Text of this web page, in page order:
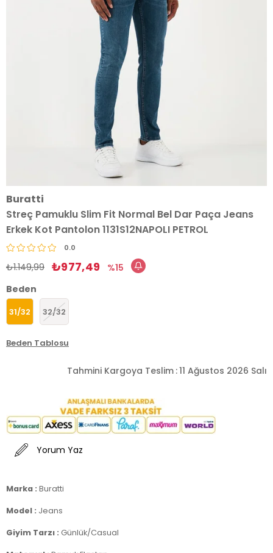
Buratti
Streç Pamuklu Slim Fit Normal Bel Dar Paça Jeans
Erkek Kot Pantolon 1131S12NAPOLI PETROL
0.0
₺1.149,99 ₺977,49
15
Beden
31/32 32/32
Beden Tablosu
Tahmini Kargoya Teslim :11 Ağustos 2026 Salı
Yorum Yaz
Marka : Buratti
Model : Jeans
Giyim Tarzı : Günlük/Casual